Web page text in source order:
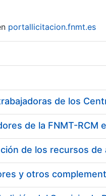
portallicitacion.fnmt.es
y otros